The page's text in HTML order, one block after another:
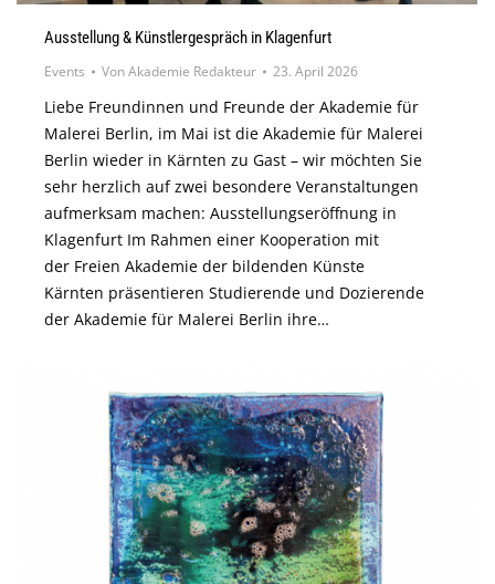
Ausstellung & Künstlergespräch in Klagenfurt
Events VonAkademie Redakteur 23. April 2026
Liebe Freundinnen und Freunde der Akademie für
Malerei Berlin, im Mai ist die Akademie für Malerei
Berlin wieder in Kärnten zu Gast – wir möchten Sie
sehr herzlich auf zwei besondere Veranstaltungen
aufmerksam machen: Ausstellungseröffnung in
Klagenfurt Im Rahmen einer Kooperation mit
der Freien Akademie der bildenden Künste
Kärnten präsentieren Studierende und Dozierende
der Akademie für Malerei Berlin ihre…